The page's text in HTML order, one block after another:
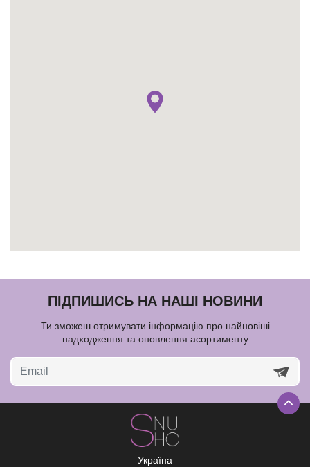
ПІДПИШИСЬ НА НАШІ НОВИНИ
Ти зможеш отримувати інформацію про найновіші
надходження та оновлення асортименту
Україна